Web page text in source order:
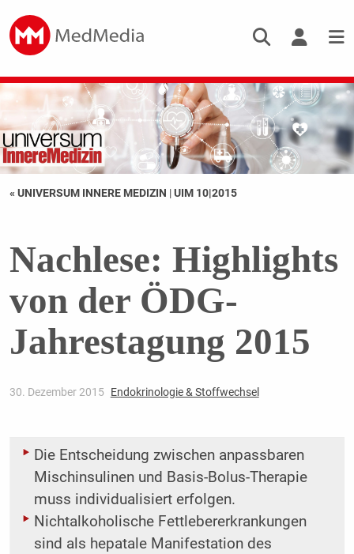
« UNIVERSUM INNERE MEDIZIN |UIM 10|2015
Nachlese: Highlights
von der ÖDG-
Jahrestagung 2015
30. Dezember 2015 Endokrinologie & Stoffwechsel
Die Entscheidung zwischen anpassbaren
Mischinsulinen und Basis-Bolus-Therapie
muss individualisiert erfolgen.
Nichtalkoholische Fettlebererkrankungen
sind als hepatale Manifestation des